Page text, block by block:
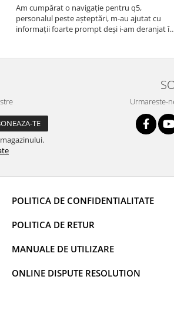
Am cumpărat o navigație pentru q5,
personalul peste așteptări, m-au ajutat cu
informații foarte prompt deși i-am deranjat în
revin la ei și pentru vi...
Urmareste-
POLITICA DE CONFIDENTIALITATE
POLITICA DE RETUR
MANUALE DE UTILIZARE
ONLINE DISPUTE RESOLUTION